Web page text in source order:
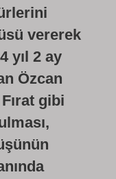
vererek
yıl 2 ay
Özcan
gibi